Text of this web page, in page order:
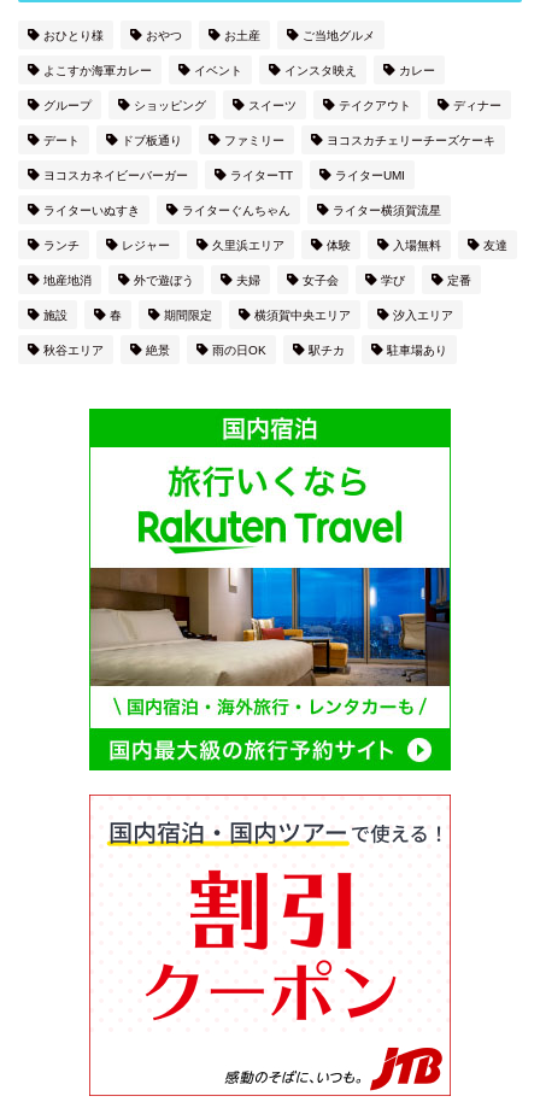
おひとり様 おやつ お土産 ご当地グルメ
よこすか海軍カレー イベント インスタ映え カレー
グループ ショッピング スイーツ テイクアウト ディナー
デート ドブ板通り ファミリー ヨコスカチェリーチーズケーキ
ヨコスカネイビーバーガー ライターTT ライターUMI
ライターいぬすき ライターぐんちゃん ライター横須賀流星
ランチ レジャー 久里浜エリア 体験 入場無料 友達
地産地消 外で遊ぼう 夫婦 女子会 学び 定番
施設 春 期間限定 横須賀中央エリア 汐入エリア
秋谷エリア 絶景 雨の日OK 駅チカ 駐車場あり